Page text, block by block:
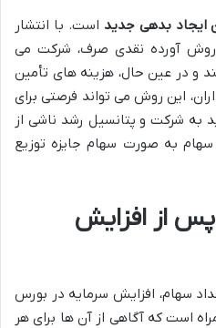
ایجاد بدهی جدید است. با انتشار
آورده نقدی صرف، شرکت می
و در عین حال، هزینه های تأمین
این روش می تواند فرصتی برای
به شرکت و پتانسیل رشد ناشی از
به صورت سهام جایزه توزیع
از افزایش
سهام، افزایش سرمایه در بورس
است که آگاهی از آن ها برای هر